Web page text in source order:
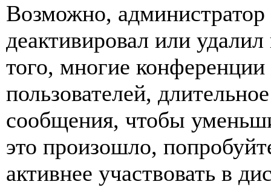
Возможно,
деактивировал или
того, многие
пользователей,
сообщения, чтобы
это произошло,
активнее участвовать в